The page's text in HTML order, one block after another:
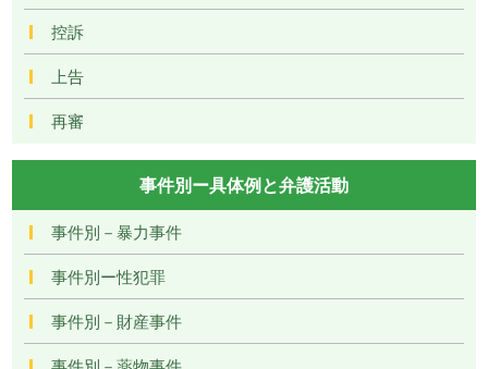
控訴
上告
再審
事件別ー具体例と弁護活動
事件別－暴力事件
事件別ー性犯罪
事件別－財産事件